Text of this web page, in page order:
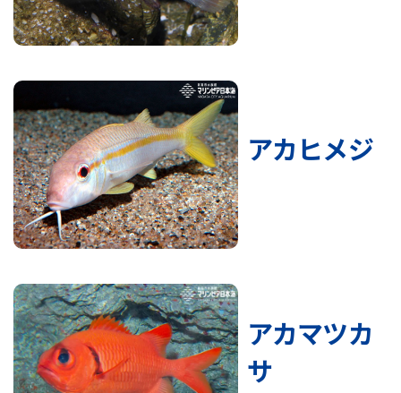
アカヒメジ
アカマツカ
サ